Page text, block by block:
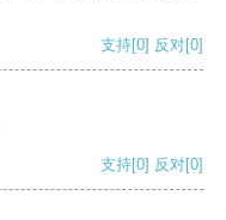
支持[0] 反对[0]
支持[0] 反对[0]